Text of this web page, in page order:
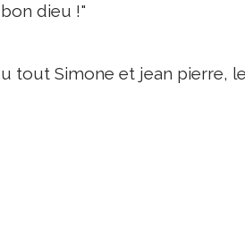
dieu !"
tout Simone et jean pierre,